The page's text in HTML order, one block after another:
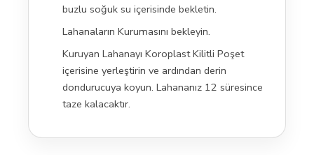
buzlu soğuk su içerisinde bekletin.
Lahanaların Kurumasını bekleyin.
Kuruyan Lahanayı Koroplast Kilitli Poşet
içerisine yerleştirin ve ardından derin
dondurucuya koyun. Lahananız 12 süresince
taze kalacaktır.